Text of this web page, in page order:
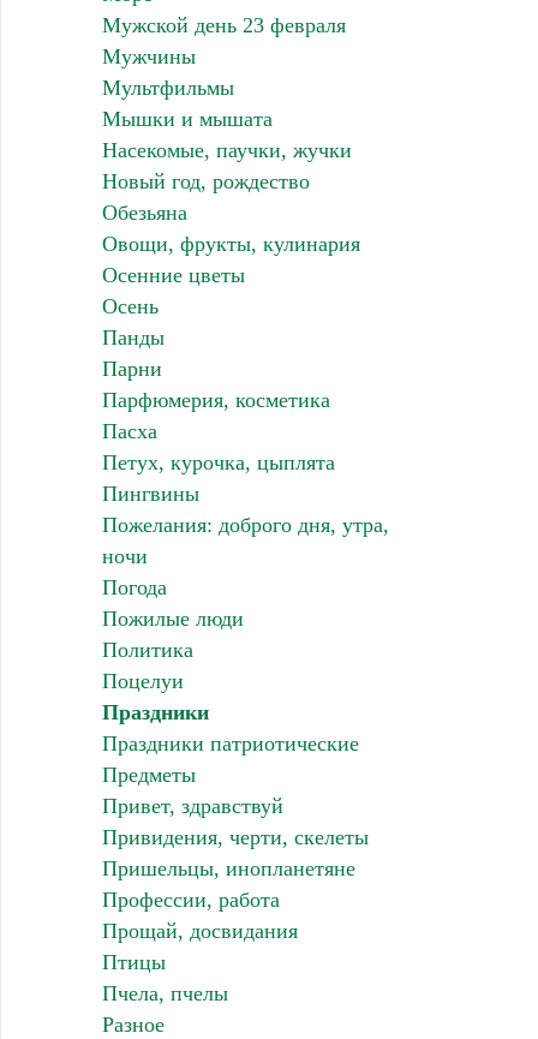
Мужской день 23 февраля
Мужчины
Мультфильмы
Мышки и мышата
Насекомые, паучки, жучки
Новый год, рождество
Обезьяна
Овощи, фрукты, кулинария
Осенние цветы
Осень
Панды
Парни
Парфюмерия, косметика
Пасха
Петух, курочка, цыплята
Пингвины
Пожелания: доброго дня, утра,
ночи
Погода
Пожилые люди
Политика
Поцелуи
Праздники
Праздники патриотические
Предметы
Привет, здравствуй
Привидения, черти, скелеты
Пришельцы, инопланетяне
Профессии, работа
Прощай, досвидания
Птицы
Пчела, пчелы
Разное